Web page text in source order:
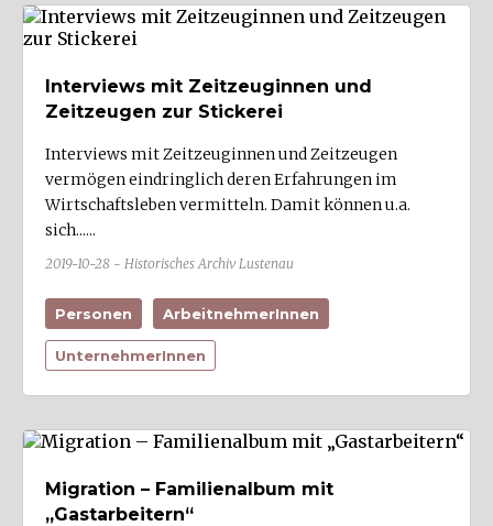
Interviews mit Zeitzeuginnen und
Zeitzeugen zur Stickerei
Interviews mit Zeitzeuginnen und Zeitzeugen
vermögen eindringlich deren Erfahrungen im
Wirtschaftsleben vermitteln. Damit können u.a.
sich......
2019-10-28 - Historisches Archiv Lustenau
Personen ArbeitnehmerInnen
UnternehmerInnen
Migration – Familienalbum mit
„Gastarbeitern“